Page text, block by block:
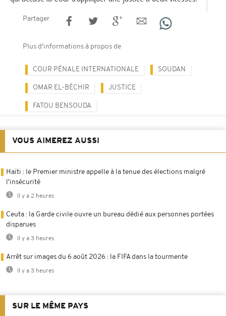
Partager
Plus d'informations à propos de
COUR PÉNALE INTERNATIONALE SOUDAN
OMAR EL-BÉCHIR JUSTICE
FATOU BENSOUDA
VOUS AIMEREZ AUSSI
Haïti : le Premier ministre appelle à la tenue des élections malgré
l'insécurité
Il y a 2 heures
Ceuta : la Garde civile ouvre un bureau dédié aux personnes portées
disparues
Il y a 3 heures
Arrêt sur images du 6 août 2026 : la FIFA dans la tourmente
Il y a 3 heures
SUR LE MÊME PAYS